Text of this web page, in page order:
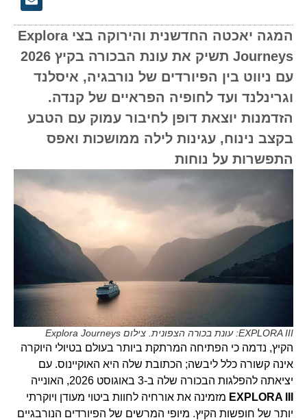
המגה יאכטה החדשנית והירוקה בצי Explora
Journeys תשיק את עונת הבכורה בקיץ 2026
עם ניווט בין הפיורדים של נורבגיה, איסלנד
וגרינלנד ועד לחופיה הפראיים של קנדה.
הזדמנות יוצאת דופן לחיבור עמוק עם הטבע
בקצב נינוח, עגינות לילה ממושכות ואפס
התפשרות על נוחות
EXPLORA III: עונת בכורה הצפונית. צילום Explora Journeys
הקיץ, נדמה כי הפתיחה המרתקת ביותר בעולם בטיולי היוקרה
אינה קשורה כלל ליבשה; הכתובת שלה היא האוקיינוס. עם
יציאתה להפלגות הבכורה שלה ב-3 באוגוסט 2026, האונייה
EXPLORA IIIמזמינה את אורחיה לחוות ביטוי מעודן ויוקרתי
יותר של חופשות הקיץ. מיופי המרשים של הפיורדים הנורבגיים